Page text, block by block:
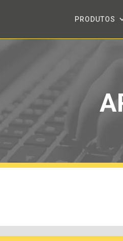
PRODUTOS